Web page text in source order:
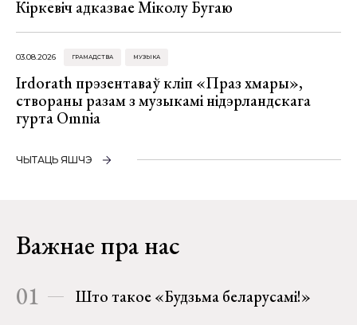
Кіркевіч адказвае Міколу Бугаю
03.08.2026 ГРАМАДСТВА МУЗЫКА
Irdorath прэзентаваў кліп «Праз хмары»,
створаны разам з музыкамі нідэрландскага
гурта Omnia
ЧЫТАЦЬ ЯШЧЭ
Важнае пра нас
01 Што такое «Будзьма беларусамі!»